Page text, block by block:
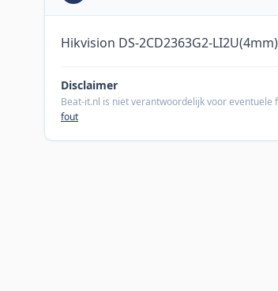
Hikvision DS-2CD2363G2-
Disclaimer
Beat-it.nl is niet verantwoordelijk voor
fout